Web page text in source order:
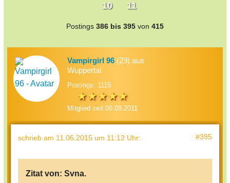
10
11
Postings 386 bis 395 von 415
Vampirgirl 96 (29) aus
Wuppertal
Postings: 1115
Mitglied seit 06.08.2011
schrieb am 11.06.2015 um 11:12 Uhr: #395
Zitat von: Svna.